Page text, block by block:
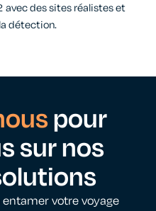
des sites réalistes et
détection.
pour
sur nos
votre voyage